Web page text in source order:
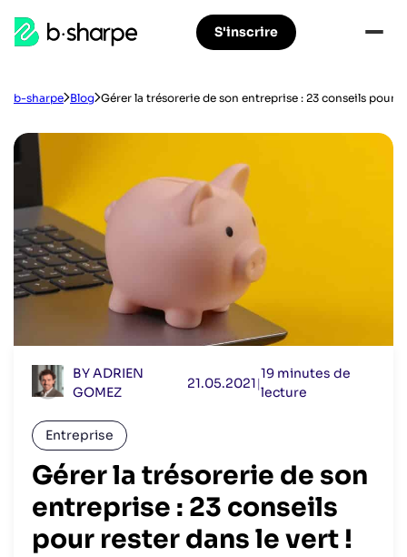
Aller
navigation
Aller
principal
b-
sharpe
S'inscrire
b-sharpe Blog Gérer la trésorerie de son entreprise : 23 conseils pour
BY ADRIEN
GOMEZ
21.05.2021|
19 minutes de
lecture
Entreprise
Gérer la trésorerie de son
entreprise : 23 conseils
pour rester dans le vert !